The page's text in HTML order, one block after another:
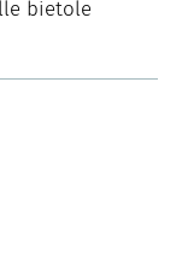
bietole